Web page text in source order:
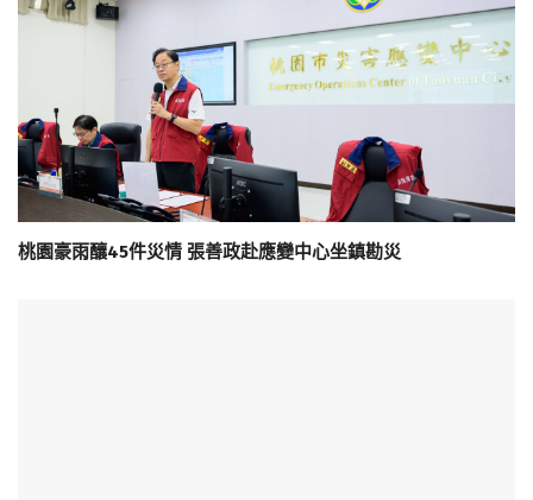
桃園豪雨釀45件災情 張善政赴應變中心坐鎮勘災